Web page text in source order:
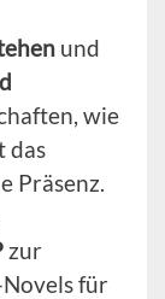
und
wie
das
Präsenz.
zur
für